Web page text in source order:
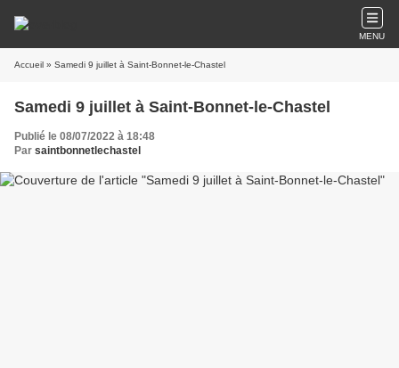
MENU
Accueil » Samedi 9 juillet à Saint-Bonnet-le-Chastel
Samedi 9 juillet à Saint-Bonnet-le-Chastel
Publié le 08/07/2022 à 18:48
Par saintbonnetlechastel